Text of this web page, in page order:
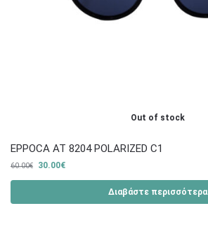
Out of stock
EPPOCA AT 8204 POLARIZED C1
60.00€ 30.00€
Διαβάστε περισσότερα